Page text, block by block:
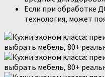
Если при обработке
технология, может